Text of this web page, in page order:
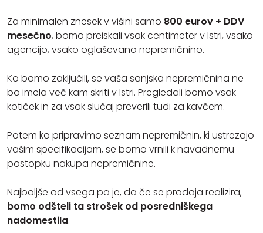
Za minimalen znesek v višini samo 800 eurov + DDV
mesečno, bomo preiskali vsak centimeter v Istri, vsako
agencijo, vsako oglaševano nepremičnino.
Ko bomo zaključili, se vaša sanjska nepremičnina ne
bo imela več kam skriti v Istri. Pregledali bomo vsak
kotiček in za vsak slučaj preverili tudi za kavčem.
Potem ko pripravimo seznam nepremičnin, ki ustrezajo
vašim specifikacijam, se bomo vrnili k navadnemu
postopku nakupa nepremičnine.
Najboljše od vsega pa je, da če se prodaja realizira,
bomo odšteli ta strošek od posredniškega
nadomestila.